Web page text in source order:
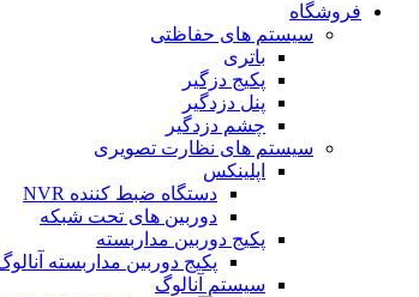
فروشگاه
سیستم های حفاظتی
باتری
پکیج دزگیر
پنل دزدگیر
چشم دزدگیر
سیستم های نظارت تصویری
اپلینکس
دستگاه ضبط کننده NVR
دوربین های تحت شبکه
پکیج دوربین مداربسته
پکیج دوربین مداربسته
سیستم آنالوگ